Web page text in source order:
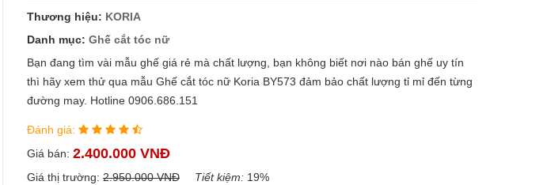
Thương hiệu: KORIA
Danh mục: Ghế cắt tóc nữ
Bạn đang tìm vài mẫu ghế giá rẻ mà chất lượng, bạn không biết nơi nào bán ghế uy tín
thì hãy xem thử qua mẫu Ghế cắt tóc nữ Koria BY573 đảm bảo chất lượng tỉ mỉ đến từng
đường may. Hotline 0906.686.151
Đánh giá:
Giá bán: 2.400.000 VNĐ
Giá thị trường: 2.950.000 VNĐ Tiết kiệm: 19%